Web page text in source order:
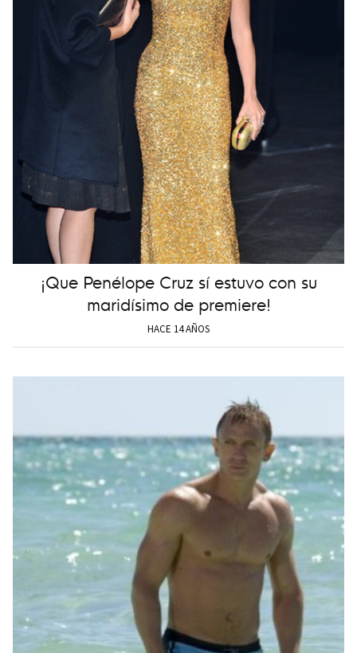
¡Que Penélope Cruz sí estuvo con su
maridísimo de premiere!
HACE 14 AÑOS